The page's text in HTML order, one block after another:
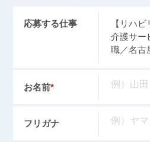
応募する仕事
【リハ
介護サ
職／名
お名前*
フリガナ